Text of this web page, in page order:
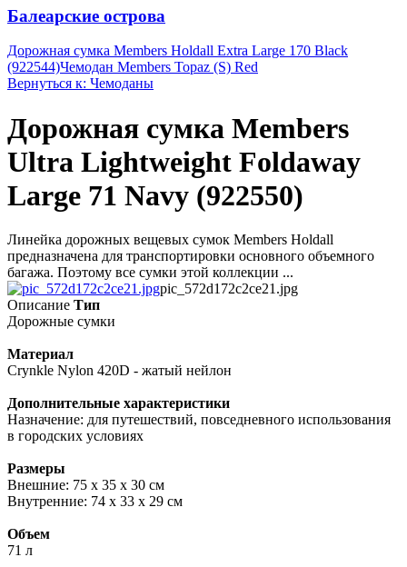
Балеарские острова
Дорожная сумка Members Holdall Extra Large 170 Black
(922544)Чемодан Members Topaz (S) Red
Вернуться к: Чемоданы
Дорожная сумка Members
Ultra Lightweight Foldaway
Large 71 Navy (922550)
Линейка дорожных вещевых сумок Members Holdall
предназначена для транспортировки основного объемного
багажа. Поэтому все сумки этой коллекции ...
pic_572d172c2ce21.jpg
Описание Тип
Дорожные сумки
Материал
Crynkle Nylon 420D - жатый нейлон
Дополнительные характеристики
Назначение: для путешествий, повседневного использования
в городских условиях
Размеры
Внешние: 75 х 35 х 30 см
Внутренние: 74 х 33 х 29 см
Объем
71 л